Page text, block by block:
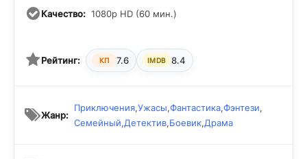
фентезийная история обещает быть по-настоящему яркой
и невероятной. Троица гелфлингов готовится к большому
Качество: 1080p HD (60 мин.)
Рейтинг: КП 7.6 IMDB 8.4
Жанр:
Приключения,Ужасы,Фантастика,Фэнтези,
Семейный,Детектив,Боевик,Драма